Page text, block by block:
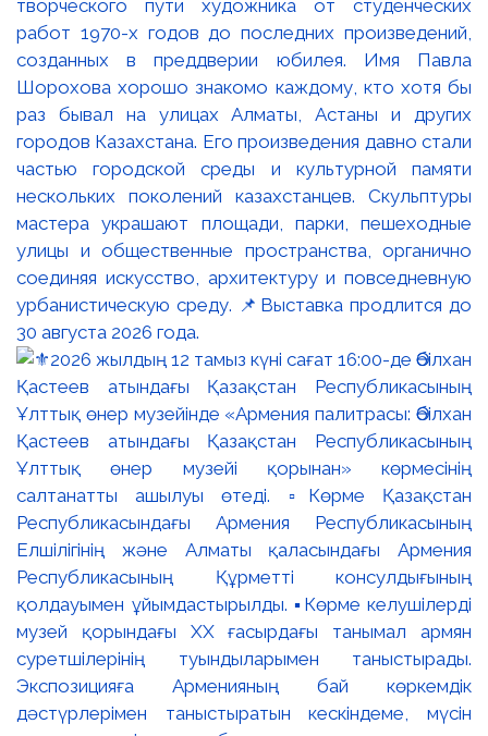
творческого пути художника от студенческих
работ 1970-х годов до последних произведений,
созданных в преддверии юбилея. Имя Павла
Шорохова хорошо знакомо каждому, кто хотя бы
раз бывал на улицах Алматы, Астаны и других
городов Казахстана. Его произведения давно стали
частью городской среды и культурной памяти
нескольких поколений казахстанцев. Скульптуры
мастера украшают площади, парки, пешеходные
улицы и общественные пространства, органично
соединяя искусство, архитектуру и повседневную
урбанистическую среду. 📌Выставка продлится до
30 августа 2026 года.